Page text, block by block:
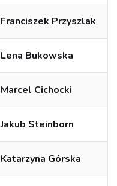
Franciszek Przyszlak
Lena Bukowska
Marcel Cichocki
Jakub Steinborn
Katarzyna Górska